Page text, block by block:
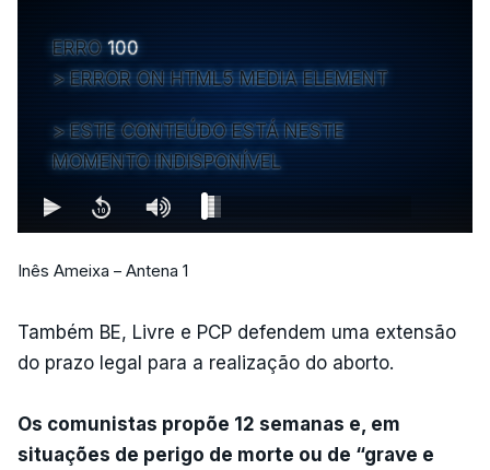
ERRO 100
ERROR ON HTML5 MEDIA ELEMENT
ESTE CONTEÚDO ESTÁ NESTE
MOMENTO INDISPONÍVEL
Inês Ameixa – Antena 1
Também BE, Livre e PCP defendem uma extensão
do prazo legal para a realização do aborto.
Os comunistas propõe 12 semanas e, em
situações de perigo de morte ou de “grave e